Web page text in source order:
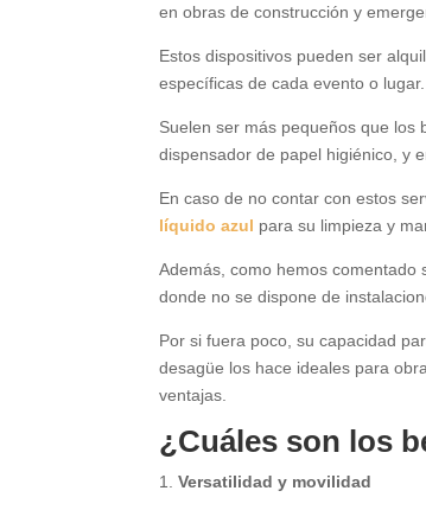
en obras de construcción y
Estos dispositivos pueden ser
específicas de cada evento o lugar.
Suelen ser más pequeños que los
dispensador de papel higiénico, y
En caso de no contar con estos
líquido azul para su limpieza y
Además, como hemos comentado
donde no se dispone de
Por si fuera poco, su capacidad
desagüe los hace ideales para
ventajas.
¿Cuáles son los
1.Versatilidad y movilidad